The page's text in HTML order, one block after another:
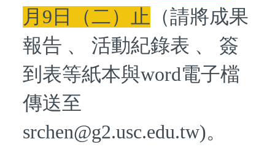
月9日（二）止 （請將成果
報告 、 活動紀錄表 、 簽
到表等紙本與word電子檔
傳送至
srchen@g2.usc.edu.tw)。